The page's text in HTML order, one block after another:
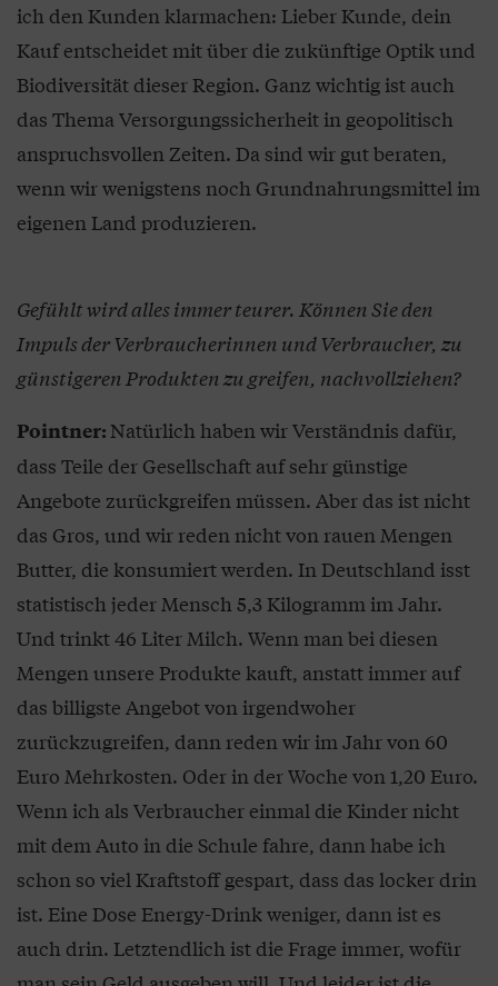
ich den Kunden klarmachen: Lieber Kunde, dein
Kauf entscheidet mit über die zukünftige Optik und
Biodiversität dieser Region. Ganz wichtig ist auch
das Thema Versorgungssicherheit in geopolitisch
anspruchsvollen Zeiten. Da sind wir gut beraten,
wenn wir wenigstens noch Grundnahrungsmittel im
eigenen Land produzieren.
Gefühlt wird alles immer teurer. Können Sie den
Impuls der Verbraucherinnen und Verbraucher, zu
günstigeren Produkten zu greifen, nachvollziehen?
Pointner:Natürlich haben wir Verständnis dafür,
dass Teile der Gesellschaft auf sehr günstige
Angebote zurückgreifen müssen. Aber das ist nicht
das Gros, und wir reden nicht von rauen Mengen
Butter, die konsumiert werden. In Deutschland isst
statistisch jeder Mensch 5,3 Kilogramm im Jahr.
Und trinkt 46 Liter Milch. Wenn man bei diesen
Mengen unsere Produkte kauft, anstatt immer auf
das billigste Angebot von irgendwoher
zurückzugreifen, dann reden wir im Jahr von 60
Euro Mehrkosten. Oder in der Woche von 1,20 Euro.
Wenn ich als Verbraucher einmal die Kinder nicht
mit dem Auto in die Schule fahre, dann habe ich
schon so viel Kraftstoff gespart, dass das locker drin
ist. Eine Dose Energy-Drink weniger, dann ist es
auch drin. Letztendlich ist die Frage immer, wofür